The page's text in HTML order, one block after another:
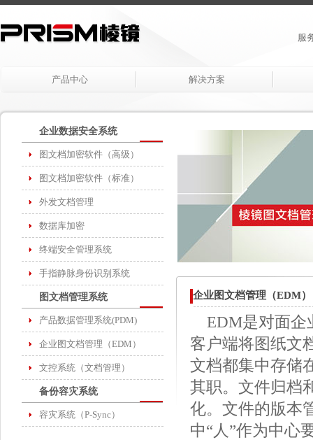
服
产品中心 解决方案
企业数据安全系统
图文档加密软件（高级）
图文档加密软件（标准）
外发文档管理
数据库加密
终端安全管理系统
手指静脉身份识别系统
图文档管理系统
产品数据管理系统(PDM)
企业图文档管理（EDM）
文控系统（文档管理）
备份容灾系统
容灾系统（P-Sync）
企业图文档管理（EDM）
EDM是对面企
客户端将图纸文
文档都集中存储
其职。文件归档
化。文件的版本
中“人”作为中心